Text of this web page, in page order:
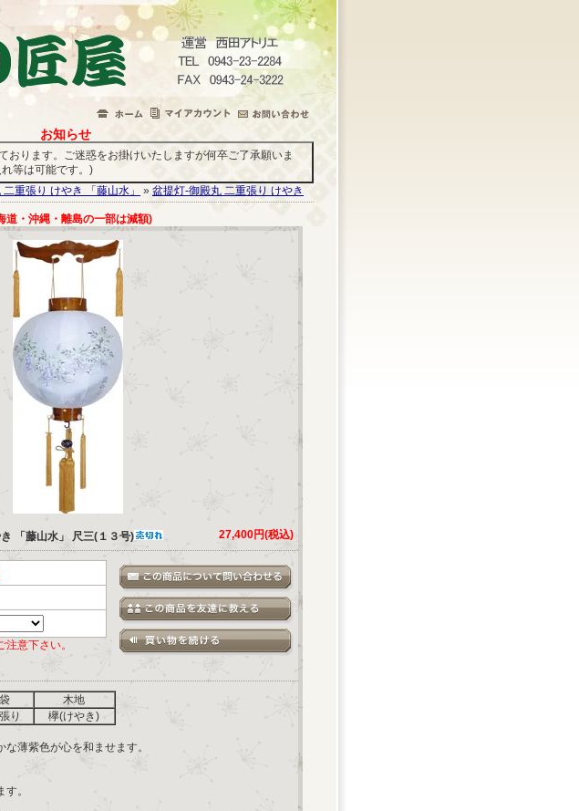
お知らせ
おります。ご迷惑をお掛けいたしますが何卒ご了承願いま
等は可能です。)
重張り けやき 「藤山水」 » 盆提灯-御殿丸 二重張り けやき
・沖縄・離島の一部は減額)
「藤山水」 尺三(１３号) 27,400円(税込)
意下さい。
木地
り 欅(けやき)
薄紫色が心を和ませます。
。